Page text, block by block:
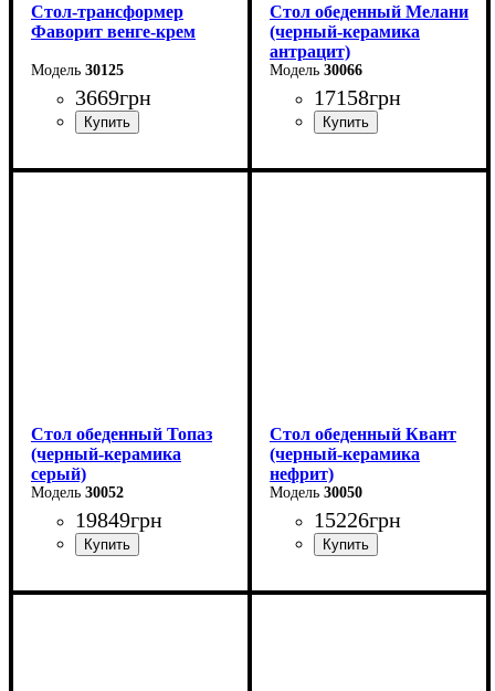
Стол-трансформер
Фаворит венге-крем
30125
3669грн
Длина: 81,5 (+81,5) см
Стол обеденный Мелани
(черный-керамика
антрацит)
30066
17158грн
Длина - 140 (+60) см
Стол обеденный Топаз
(черный-керамика
серый)
30052
19849грн
Длина - 180 (+80) см
Стол обеденный Квант
(черный-керамика
нефрит)
30050
15226грн
Длина - 160 (+60) см